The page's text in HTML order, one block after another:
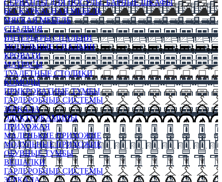
СЕРВАНТЫ ДЛЯ ПОСУДЫ, БАРНЫЕ ШКАФЫ
БЕСКАРКАСНАЯ МЕБЕЛЬ
МЯГКАЯ МЕБЕЛЬ
СПАЛЬНЯ
ИНТЕРЬЕРЫ СПАЛЬНИ
МОДУЛЬНЫЕ СПАЛЬНИ
КРОВАТИ
МАТРАСЫ
ТУАЛЕТНЫЕ СТОЛИКИ
КОМОДЫ
ПРИКРОВАТНЫЕ ТУМБЫ
ГАРДЕРОБНЫЕ СИСТЕМЫ
ЗЕРКАЛА
ЭЛЕКТРОКАМИНЫ
ПРИХОЖАЯ
МАЛЕНЬКИЕ ПРИХОЖИЕ
МОДУЛЬНЫЕ ПРИХОЖИЕ
ОБУВНЫЕ ТУМБЫ
ВЕШАЛКИ
ГАРДЕРОБНЫЕ СИСТЕМЫ
ЗЕРКАЛА